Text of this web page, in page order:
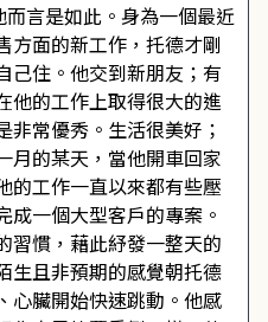
言是如此。身為一個最近
方面的新工作，托德才剛
己住。他交到新朋友；有
他的工作上取得很大的進
非常優秀。生活很美好；
月的某天，當他開車回家
的工作一直以來都有些壓
成一個大型客戶的專案。
習慣，藉此紓發一整天的
生且非預期的感覺朝托德
心臟開始快速跳動。他感